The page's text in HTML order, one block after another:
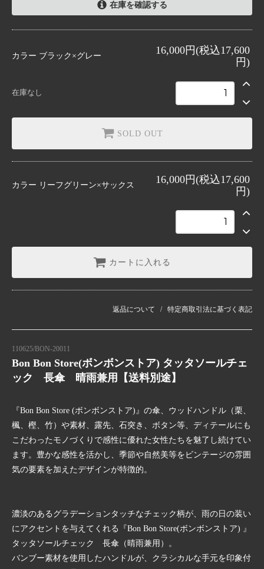
在庫を確認する
SOLD OUT
カラー ブラック×グレー
16,000円(税込17,600
円)
在庫なし
SOLD OUT
カラー リーフグリーン×サックス
16,000円(税込17,600
円)
カートに入れる
返品について 特定商取引法に基づく表記
110625/BON-20011
Bon Bon Store(ボンボンストア) タッタソールチェ
ック 長傘 晴雨兼用【送料別途】
『Bon Bon Store (ボンボンストア)』の傘、ウッドハンドル（栗、
楓、樫、竹）や素材、露先、石突き、ボタン等、ディテールにも
こだわったモノづくりで感性に優れた女性たちを魅了し続けてい
ます。豊かな感性を活かし、季節や自然美等をビンテージの雰囲
気の要素を加えたデザインが特徴的。
濃淡のあるグラデーションタッチなチェック柄が、雨の日の装い
にアクセントを与えてくれる『Bon Bon Store(ボンボンストア) 』
タッタソールチェック 長傘（晴雨兼用）。
バンブー素材を使用したハンドルが、クラシカルな手元を印象付